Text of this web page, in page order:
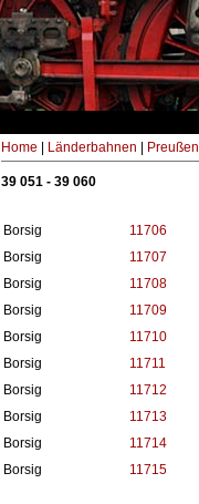
Home Länderbahnen Preußen
39 051 - 39 060
Borsig 11706
Borsig
11707
Borsig
11708
Borsig
11709
Borsig
11710
Borsig
11711
Borsig
11712
Borsig
11713
Borsig
11714
Borsig
11715